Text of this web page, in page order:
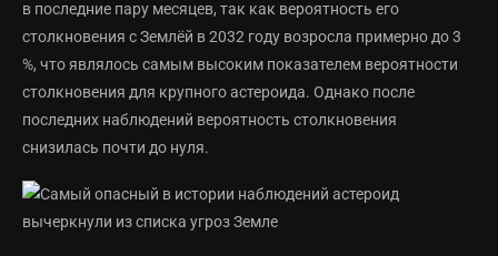
в последние пару месяцев, так как вероятность его
столкновения с Землёй в 2032 году возросла примерно до 3
%, что являлось самым высоким показателем вероятности
столкновения для крупного астероида. Однако после
последних наблюдений вероятность столкновения
снизилась почти до нуля.